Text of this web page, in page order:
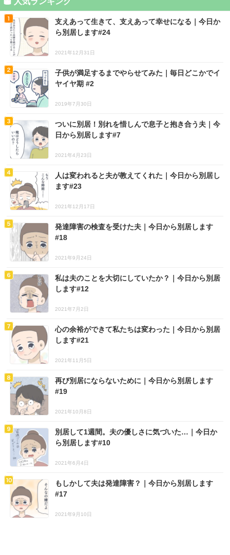
支えあって生きて、支えあって幸せになる｜今日か
ら別居します#24
2021年12月31日
子供が満足するまでやらせてみた｜毎日どこかでイ
ヤイヤ期 #2
2019年7月30日
ついに別居！別れを惜しんで息子と抱き合う夫｜今
日から別居します#7
2021年4月23日
人は変われると夫が教えてくれた｜今日から別居し
ます#23
2021年12月17日
発達障害の検査を受けた夫｜今日から別居します
#18
2021年9月24日
私は夫のことを大切にしていたか？｜今日から別居
します#12
2021年7月2日
心の余裕ができて私たちは変わった｜今日から別居
します#21
2021年11月5日
再び別居にならないために｜今日から別居します
#19
2021年10月8日
別居して1週間。夫の優しさに気づいた…｜今日か
ら別居します#10
2021年6月4日
もしかして夫は発達障害？｜今日から別居します
#17
2021年9月10日